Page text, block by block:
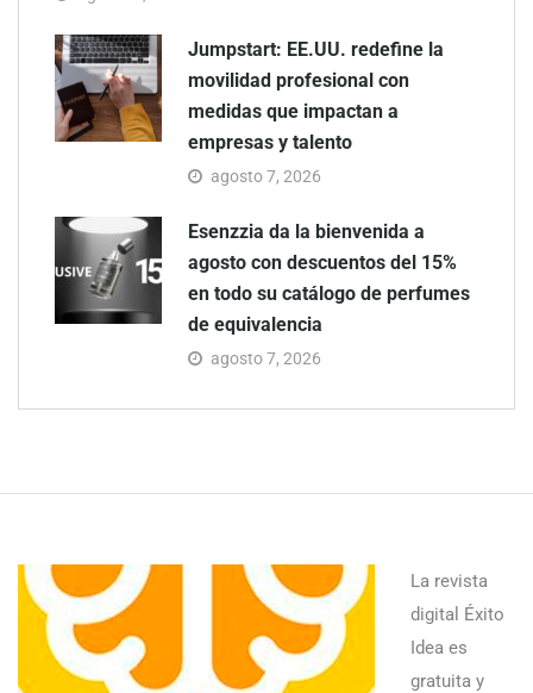
Jumpstart: EE.UU. redefine la
movilidad profesional con
medidas que impactan a
empresas y talento
agosto 7, 2026
Esenzzia da la bienvenida a
agosto con descuentos del 15%
en todo su catálogo de perfumes
de equivalencia
agosto 7, 2026
La revista
digital Éxito
Idea es
gratuita y